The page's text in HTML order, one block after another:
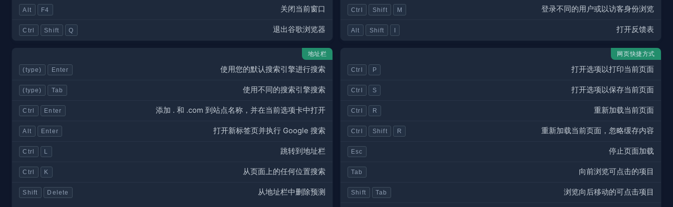
Alt F4 关闭当前窗口
Ctrl Shift Q 退出谷歌浏览器
Ctrl Shift M 登录不同的用户或以访客身份浏览
Alt Shift I 打开反馈表
地址栏
(type) Enter 使用您的默认搜索引擎进行搜索
(type) Tab 使用不同的搜索引擎搜索
Ctrl Enter 添加 . 和 .com 到站点名称，并在当前选项卡中打开
Alt Enter 打开新标签页并执行 Google 搜索
Ctrl L 跳转到地址栏
Ctrl K 从页面上的任何位置搜索
Shift Delete 从地址栏中删除预测
网页快捷方式
Ctrl P 打开选项以打印当前页面
Ctrl S 打开选项以保存当前页面
Ctrl R 重新加载当前页面
Ctrl Shift R 重新加载当前页面，忽略缓存内容
Esc 停止页面加载
Tab 向前浏览可点击的项目
Shift Tab 浏览向后移动的可点击项目